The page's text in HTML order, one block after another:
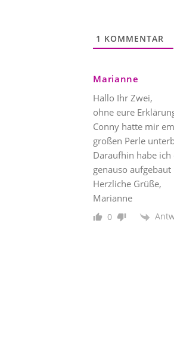
1 KOMMENTAR
Marianne
Hallo Ihr Zwei,
ohne eure
Conny hatte mir
großen Perle
Daraufhin habe
genauso
Herzliche Grüße,
Marianne
0